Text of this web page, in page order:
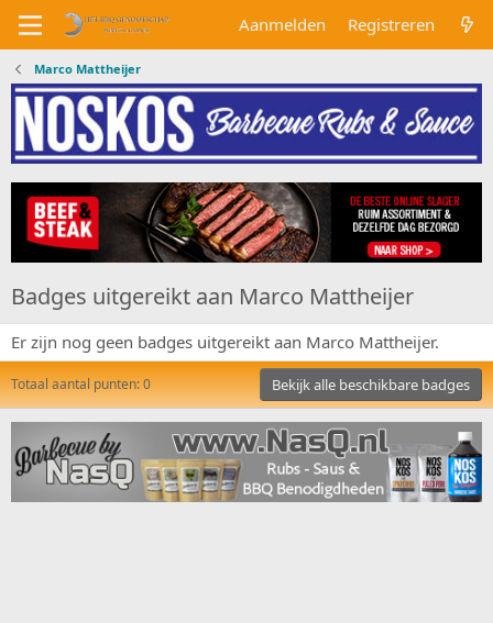
Aanmelden Registreren
Marco Mattheijer
Badges uitgereikt aan Marco Mattheijer
Er zijn nog geen badges uitgereikt aan Marco Mattheijer.
Totaal aantal punten: 0 Bekijk alle beschikbare badges